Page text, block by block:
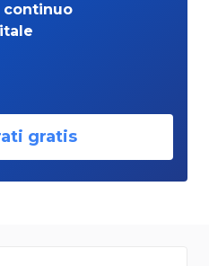
continuo
gratis